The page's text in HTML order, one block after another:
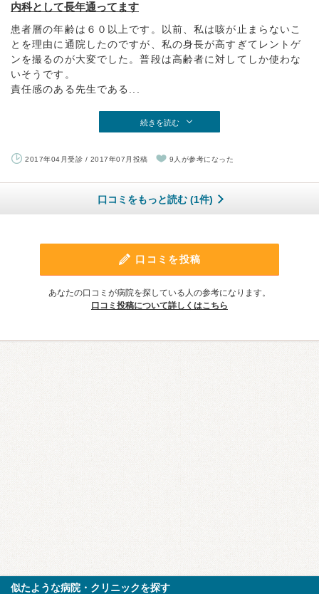
内科として長年通ってます
患者層の年齢は６０以上です。以前、私は咳が止まらないこ
とを理由に通院したのですが、私の身長が高すぎてレントゲ
ンを撮るのが大変でした。普段は高齢者に対してしか使わな
いそうです。
責任感のある先生である...
続きを読む
2017年04月受診 / 2017年07月投稿 9人が参考になった
口コミをもっと読む (1件)
口コミを投稿
あなたの口コミが病院を探している人の参考になります。
口コミ投稿について詳しくはこちら
似たような病院・クリニックを探す